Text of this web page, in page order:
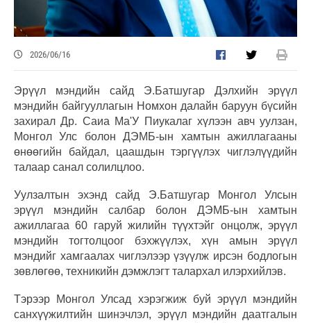
2026/06/16
Эрүүл мэндийн сайд Э.Батшугар Дэлхийн эрүүл
мэндийн байгууллагын Номхон далайн баруун бүсийн
захирал Др. Саиа Ма'У Пиукалаг хүлээн авч уулзан,
Монгол Улс болон ДЭМБ-ын хамтын ажиллагааны
өнөөгийн байдал, цаашдын тэргүүлэх чиглэлүүдийн
талаар санал солилцлоо.
Уулзалтын эхэнд сайд Э.Батшугар Монгол Улсын
эрүүл мэндийн салбар болон ДЭМБ-ын хамтын
ажиллагаа 60 гаруй жилийн түүхтэйг онцолж, эрүүл
мэндийн тогтолцоог бэхжүүлэх, хүн амын эрүүл
мэндийг хамгаалах чиглэлээр үзүүлж ирсэн бодлогын
зөвлөгөө, техникийн дэмжлэгт талархал илэрхийлэв.
Тэрээр Монгол Улсад хэрэгжиж буй эрүүл мэндийн
санхүүжилтийн шинэчлэл, эрүүл мэндийн даатгалын